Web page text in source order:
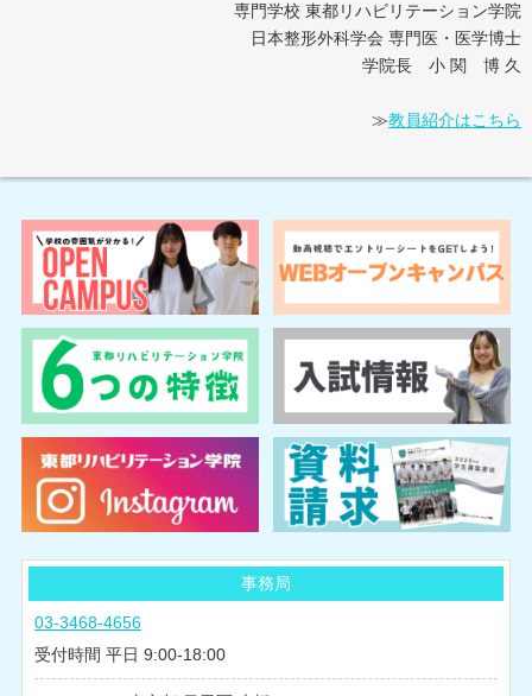
専門学校 東都リハビリテーション学院
日本整形外科学会 専門医・医学博士
学院長 小 関 博 久
≫教員紹介はこちら
事務局
03-3468-4656
受付時間 平日 9:00-18:00